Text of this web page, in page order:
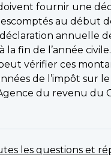
fournir une
au début
annuelle
la fin de l’année
vérifier ces
de l’impôt sur
du revenu du
les questions et